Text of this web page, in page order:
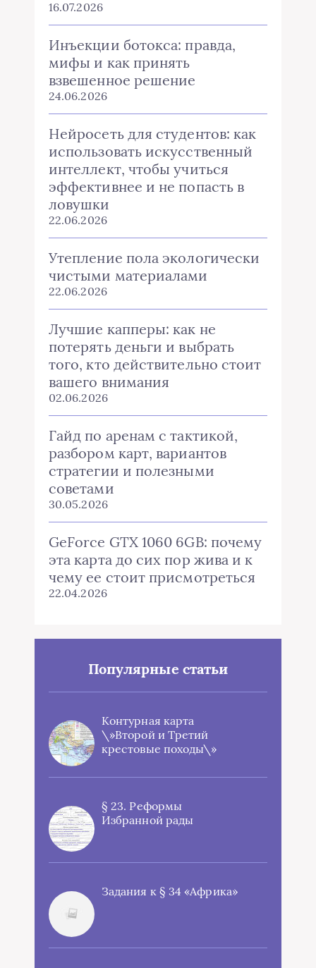
16.07.2026
Инъекции ботокса: правда,
мифы и как принять
взвешенное решение
24.06.2026
Нейросеть для студентов: как
использовать искусственный
интеллект, чтобы учиться
эффективнее и не попасть в
ловушки
22.06.2026
Утепление пола экологически
чистыми материалами
22.06.2026
Лучшие капперы: как не
потерять деньги и выбрать
того, кто действительно стоит
вашего внимания
02.06.2026
Гайд по аренам с тактикой,
разбором карт, вариантов
стратегии и полезными
советами
30.05.2026
GeForce GTX 1060 6GB: почему
эта карта до сих пор жива и к
чему ее стоит присмотреться
22.04.2026
Популярные статьи
Контурная карта
\»Второй и Третий
крестовые походы\»
§ 23. Реформы
Избранной рады
Задания к § 34 «Африка»